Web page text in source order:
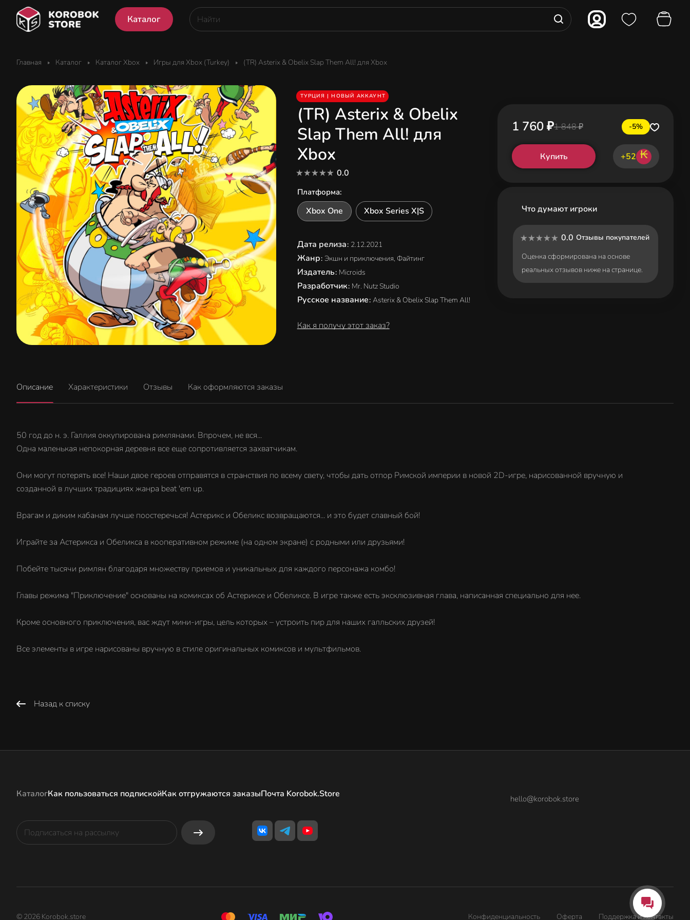
Каталог
Главная Каталог Каталог Xbox Игры для Xbox (Turkey) (TR) Asterix & Obelix Slap Them All! для Xbox
ТУРЦИЯ | НОВЫЙ АККАУНТ
(TR) Asterix & Obelix
Slap Them All! для
Xbox
0.0
Платформа:
Xbox One Xbox Series X|S
Дата релиза: 2.12.2021
Жанр: Экшн и приключения, Файтинг
Издатель: Microids
Разработчик: Mr. Nutz Studio
Русское название: Asterix & Obelix Slap Them All!
Как я получу этот заказ?
1 760 ₽1 848 ₽ -5%
Купить +52 ₭
Что думают игроки
0.0 Отзывы покупателей
Оценка сформирована на основе
реальных отзывов ниже на странице.
Описание Характеристики Отзывы Как оформляются заказы
50 год до н. э. Галлия оккупирована римлянами. Впрочем, не вся...
Одна маленькая непокорная деревня все еще сопротивляется захватчикам.
Они могут потерять все! Наши двое героев отправятся в странствия по всему свету, чтобы дать отпор Римской империи в новой 2D-игре, нарисованной вручную и
созданной в лучших традициях жанра beat 'em up.
Врагам и диким кабанам лучше поостеречься! Астерикс и Обеликс возвращаются... и это будет славный бой!
Играйте за Астерикса и Обеликса в кооперативном режиме (на одном экране) с родными или друзьями!
Побейте тысячи римлян благодаря множеству приемов и уникальных для каждого персонажа комбо!
Главы режима "Приключение" основаны на комиксах об Астериксе и Обеликсе. В игре также есть эксклюзивная глава, написанная специально для нее.
Кроме основного приключения, вас ждут мини-игры, цель которых – устроить пир для наших галльских друзей!
Все элементы в игре нарисованы вручную в стиле оригинальных комиксов и мультфильмов.
Назад к списку
КаталогКак пользоваться подпискойКак отгружаются заказыПочта Korobok.Store hello@korobok.store
© 2026 Korobok.store Конфиденциальность Оферта Поддержка и контакты